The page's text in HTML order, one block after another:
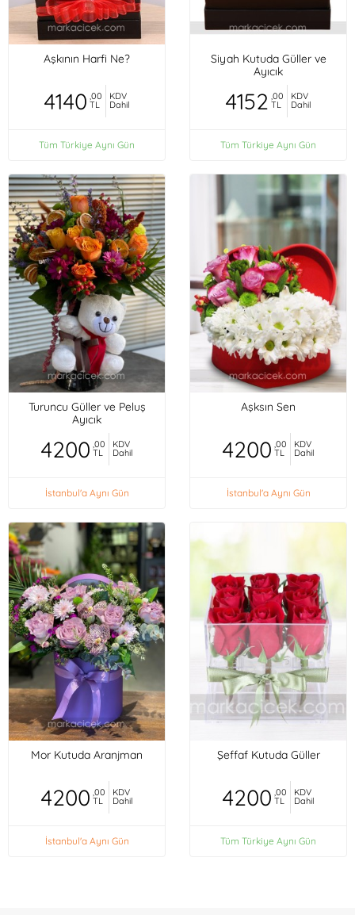
Aşkının Harfi Ne?
4140 ,00
TL
KDV
Dahil
Tüm Türkiye Aynı Gün
Siyah Kutuda Güller ve
Ayıcık
4152 ,00
TL
KDV
Dahil
Tüm Türkiye Aynı Gün
Turuncu Güller ve Peluş
Ayıcık
4200 ,00
TL
KDV
Dahil
İstanbul'a Aynı Gün
Aşksın Sen
4200 ,00
TL
KDV
Dahil
İstanbul'a Aynı Gün
Mor Kutuda Aranjman
4200 ,00
TL
KDV
Dahil
İstanbul'a Aynı Gün
Şeffaf Kutuda Güller
4200 ,00
TL
KDV
Dahil
Tüm Türkiye Aynı Gün